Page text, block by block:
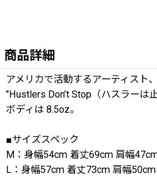
商品詳細
アメリカで活動するアーティスト
"Hustlers Don’t Stop（ハスラーは
ボディは 8.5oz。
■サイズスペック
M：身幅54cm 着丈69cm 肩幅
L：身幅57cm 着丈73cm 肩幅